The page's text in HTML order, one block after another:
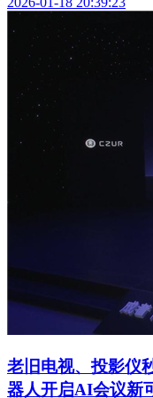
老旧电视、投影仪
器人开启AI会议新